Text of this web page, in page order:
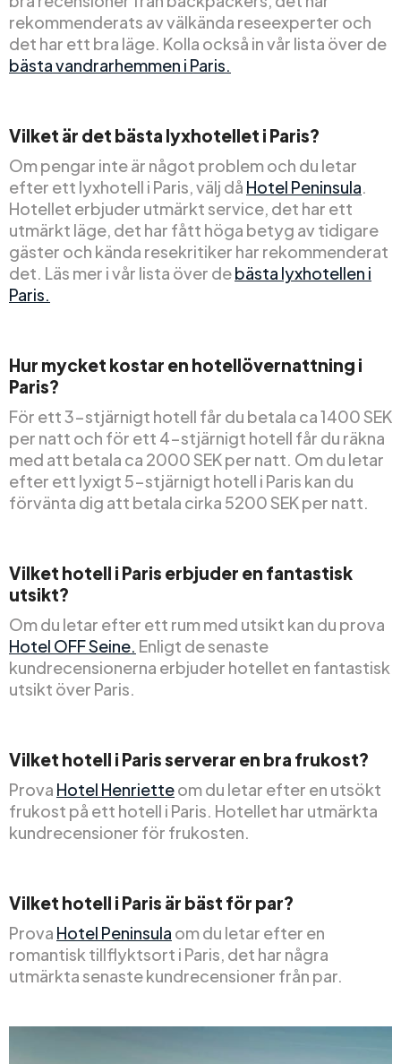
rekommenderats av välkända reseexperter och
det har ett bra läge. Kolla också in vår lista över de
bästa vandrarhemmen i Paris.
Vilket är det bästa lyxhotellet i Paris?
Om pengar inte är något problem och du letar
efter ett lyxhotell i Paris, välj då Hotel Peninsula
Hotellet erbjuder utmärkt service, det har ett
utmärkt läge, det har fått höga betyg av tidigare
gäster och kända resekritiker har rekommenderat
det. Läs mer i vår lista över debästa lyxhotellen i
Paris.
Hur mycket kostar en hotellövernattning i
Paris?
För ett 3-stjärnigt hotell får du betala ca 1400 SEK
per natt och för ett 4-stjärnigt hotell får du räkna
med att betala ca 2000 SEK per natt. Om du letar
efter ett lyxigt 5-stjärnigt hotell i Paris kan du
förvänta dig att betala cirka 5200 SEK per natt.
Vilket hotell i Paris erbjuder en fantastisk
utsikt?
Om du letar efter ett rum med utsikt kan du prova
Hotel OFF Seine. Enligt de senaste
kundrecensionerna erbjuder hotellet en fantastisk
utsikt över Paris.
Vilket hotell i Paris serverar en bra frukost?
Prova Hotel Henrietteom du letar efter en utsökt
frukost på ett hotell i Paris. Hotellet har utmärkta
kundrecensioner för frukosten.
Vilket hotell i Paris är bäst för par?
Prova Hotel Peninsula om du letar efter en
romantisk tillflyktsort i Paris, det har några
utmärkta senaste kundrecensioner från par.